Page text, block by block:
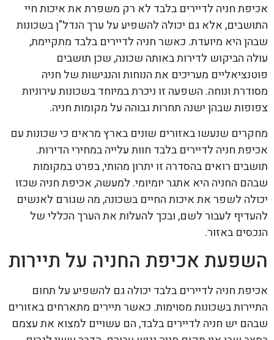
אכיפת חניה לדיירים בלבד לא רק משפרת את איכות חיי
התושבים, אלא גם יכולה להשפיע על ערך הנדל"ן בשכונות
שבהן היא מיועדת. כאשר חניה לדיירים בלבד מתקיימת,
עולה הביקוש לדירות באותה שכונה, שכן תושבים
פוטנציאליים מעריכים את הנוחות והנגישות של חניה
מסודרת ונוחה. השפעה זו ניכרת במיוחד בשכונות עירוניות
צפופות שבהן ישנה תחרות גבוהה על מקומות חניה.
מחקרים שנעשו באזורים שונים בארץ מראים כי שכונות עם
אכיפת חניה לדיירים בלבד חוות עלייה במחירי הדירות.
תושבים רואים בהסדרה זו יתרון מהותי, בפרט במקומות
שבהם החניה היא אתגר יומיומי. למעשה, אכיפת חניה שכזו
יכולה לשפר את איכות החיים בשכונה, מה שגורם לאנשים
להעדיף לעבור לשם, ובכך להעלות את הערך הכללי של
הנכסים באזור.
השפעת אכיפת החניה על תיירות
אכיפת חניה לדיירים בלבד יכולה גם להשפיע על תחום
התיירות בשכונות מסוימות. כאשר תיירים מתארחים באזורים
שבהם יש חניה לדיירים בלבד, הם עשויים למצוא את עצמם